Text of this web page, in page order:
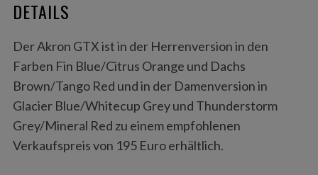
DETAILS
Der Akron GTX ist in der Herrenversion in den
Farben Fin Blue/Citrus Orange und Dachs
Brown/Tango Red und in der Damenversion in
Glacier Blue/Whitecup Grey und Thunderstorm
Grey/Mineral Red zu einem empfohlenen
Verkaufspreis von 195 Euro erhältlich.